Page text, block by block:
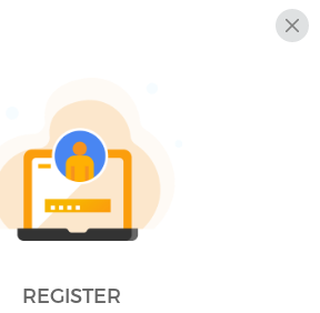
REGISTER